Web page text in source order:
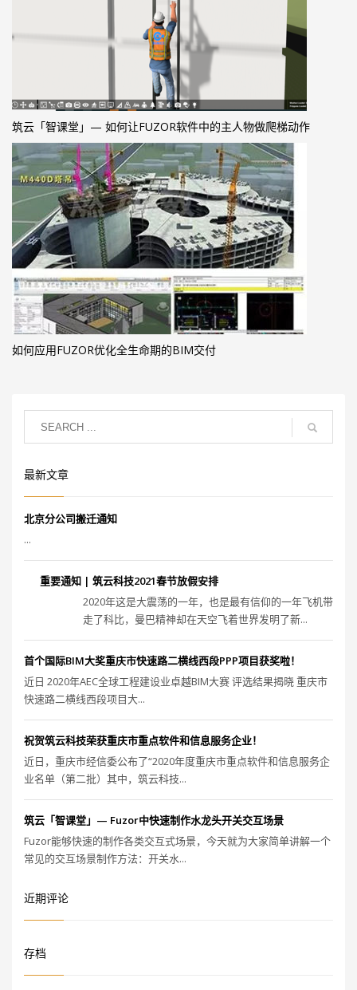
筑云「智课堂」— 如何让FUZOR软件中的主人物做爬梯动作
如何应用FUZOR优化全生命期的BIM交付
最新文章
北京分公司搬迁通知
...
重要通知 | 筑云科技2021春节放假安排
2020年这是大震荡的一年，也是最有信仰的一年飞机带
走了科比，曼巴精神却在天空飞着世界发明了新...
首个国际BIM大奖重庆市快速路二横线西段PPP项目获奖啦！
近日 2020年AEC全球工程建设业卓越BIM大赛 评选结果揭晓 重庆市
快速路二横线西段项目大...
祝贺筑云科技荣获重庆市重点软件和信息服务企业！
近日，重庆市经信委公布了“2020年度重庆市重点软件和信息服务企
业名单（第二批）其中，筑云科技...
筑云「智课堂」— Fuzor中快速制作水龙头开关交互场景
Fuzor能够快速的制作各类交互式场景，今天就为大家简单讲解一个
常见的交互场景制作方法：开关水...
近期评论
存档